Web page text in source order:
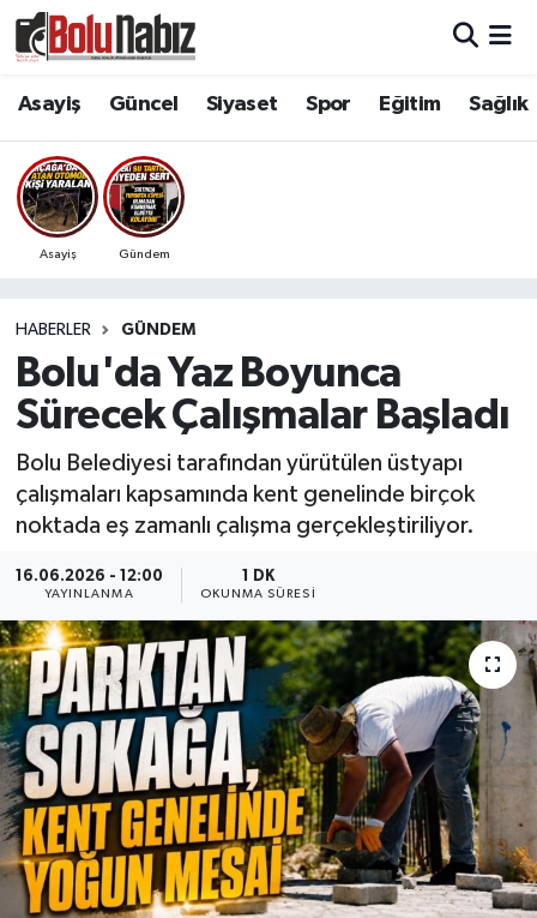
Asayiş Güncel Siyaset Spor Eğitim Sağlık
Asayiş Gündem
HABERLER GÜNDEM
Bolu'da Yaz Boyunca
Sürecek Çalışmalar Başladı
Bolu Belediyesi tarafından yürütülen üstyapı
çalışmaları kapsamında kent genelinde birçok
noktada eş zamanlı çalışma gerçekleştiriliyor.
16.06.2026 - 12:00
YAYINLANMA
1 DK
OKUNMA SÜRESI
Güncel
Bolu Hava Durumu
Bolu Namaz Vakitleri
Süper Lig Puan Durumu ve Fikstür
Tüm Manşetler
Son Dakika Haberleri
Haber Arşivi